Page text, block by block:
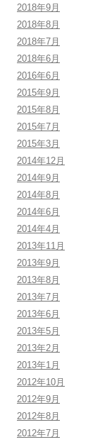
2018年9月
2018年8月
2018年7月
2018年6月
2016年6月
2015年9月
2015年8月
2015年7月
2015年3月
2014年12月
2014年9月
2014年8月
2014年6月
2014年4月
2013年11月
2013年9月
2013年8月
2013年7月
2013年6月
2013年5月
2013年2月
2013年1月
2012年10月
2012年9月
2012年8月
2012年7月